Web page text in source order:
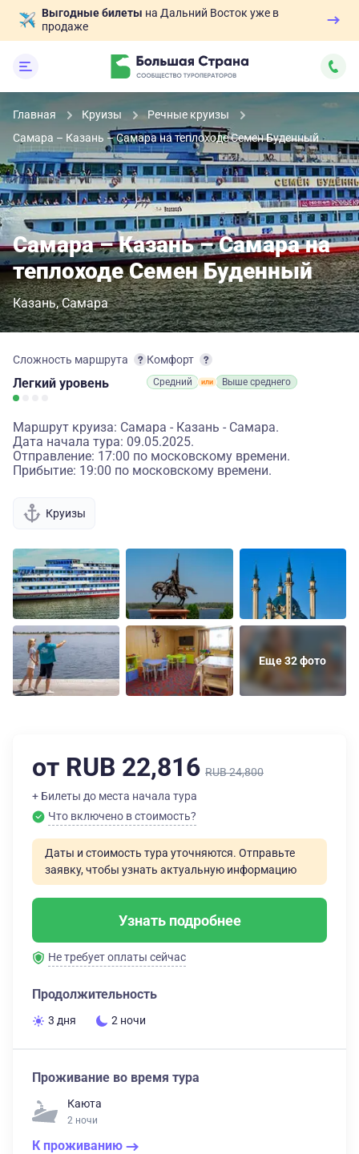
Выгодные билеты на Дальний Восток уже в
продаже
Главная Круизы
Речные круизы
Самара – Казань – Самара на теплоходе Семен Буденный
Самара – Казань – Самара на
теплоходе Семен Буденный
Казань Самара
Сложность маршрута
Легкий уровень
Комфорт
Средний Выше среднего
Маршрут круиза: Самара - Казань - Самара.
Дата начала тура: 09.05.2025.
Отправление: 17:00 по московскому времени.
Прибытие: 19:00 по московскому времени.
Круизы
Еще 32 фото
от RUB 22,816 RUB 24,800
+ Билеты до места начала тура
Что включено в стоимость?
Даты и стоимость тура уточняются. Отправьте
заявку, чтобы узнать актуальную информацию
Узнать подробнее
Не требует оплаты сейчас
Продолжительность
3 дня 2 ночи
Проживание во время тура
Каюта
2 ночи
К проживанию